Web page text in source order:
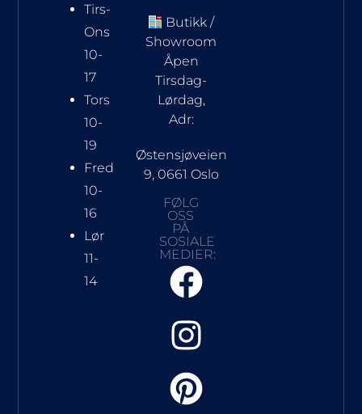
Tirs-
Ons
10-
17
Tors
10-
19
Fred
10-
16
Lør
11-
14
Butikk /
Showroom
Åpen
Tirsdag-
Lørdag,
Adr:
Østensjøveien
9, 0661 Oslo
FØLG
OSS
PÅ
SOSIALE
MEDIER: